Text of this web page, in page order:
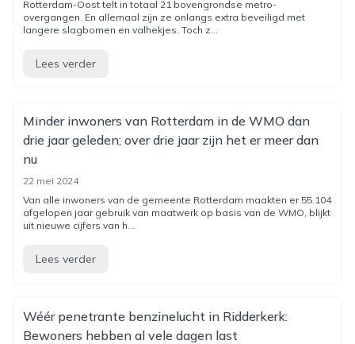
Rotterdam-Oost telt in totaal 21 bovengrondse metro-
overgangen. En allemaal zijn ze onlangs extra beveiligd met
langere slagbomen en valhekjes. Toch z...
Lees verder
Minder inwoners van Rotterdam in de WMO dan
drie jaar geleden; over drie jaar zijn het er meer dan
nu
22 mei 2024
Van alle inwoners van de gemeente Rotterdam maakten er 55.104
afgelopen jaar gebruik van maatwerk op basis van de WMO, blijkt
uit nieuwe cijfers van h...
Lees verder
Wéér penetrante benzinelucht in Ridderkerk:
Bewoners hebben al vele dagen last